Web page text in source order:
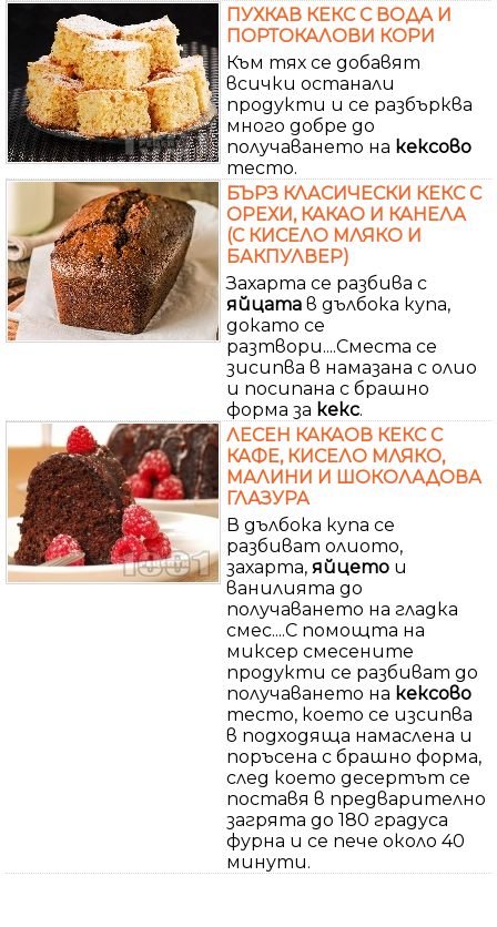
ПУХКАВ КЕКС С ВОДА И
ПОРТОКАЛОВИ КОРИ
Към тях се добавят
всички останали
продукти и се разбърква
много добре до
получаването на кексово
тесто.
БЪРЗ КЛАСИЧЕСКИ КЕКС С
ОРЕХИ, КАКАО И КАНЕЛА
(С КИСЕЛО МЛЯКО И
БАКПУЛВЕР)
Захарта се разбива с
яйцата в дълбока купа,
докато се
разтвори....Сместа се
зисипва в намазана с олио
и посипана с брашно
форма за кекс.
ЛЕСЕН КАКАОВ КЕКС С
КАФЕ, КИСЕЛО МЛЯКО,
МАЛИНИ И ШОКОЛАДОВА
ГЛАЗУРА
В дълбока купа се
разбиват олиото,
захарта, яйцето и
ванилията до
получаването на гладка
смес....С помощта на
миксер смесените
продукти се разбиват до
получаването на кексово
тесто, което се изсипва
в подходяща намаслена и
поръсена с брашно форма,
след което десертът се
поставя в предварително
загрята до 180 градуса
фурна и се пече около 40
минути.